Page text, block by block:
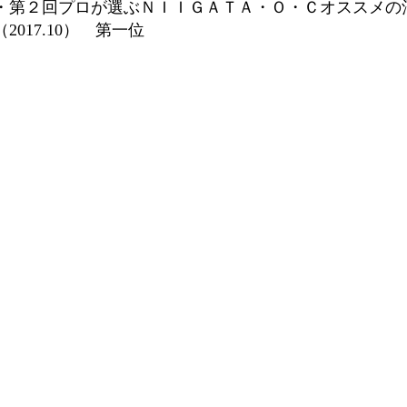
第２回プロが選ぶＮＩＩＧＡＴＡ・Ｏ・Ｃオススメの
2017.10） 第一位